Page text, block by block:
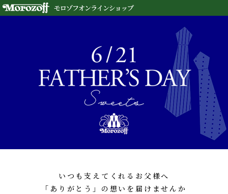
いつも支えてくれるお父様へ
「ありがとう」の想いを届けませんか